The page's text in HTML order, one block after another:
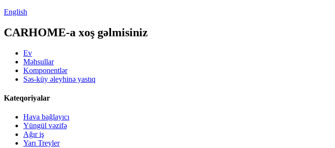
English
CARHOME-a xoş gəlmisiniz
Ev
Məhsullar
Komponentlər
Səs-küy əleyhinə yastıq
Kateqoriyalar
Hava bağlayıcı
Yüngül vəzifə
Ağır iş
Yarı Treyler